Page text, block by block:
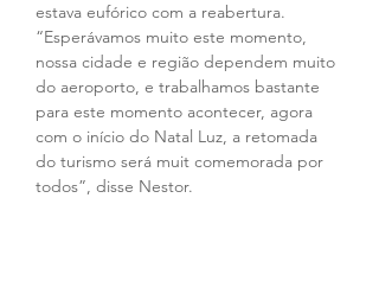
estava eufórico com a reabertura.
“Esperávamos muito este momento,
nossa cidade e região dependem muito
do aeroporto, e trabalhamos bastante
para este momento acontecer, agora
com o início do Natal Luz, a retomada
do turismo será muit comemorada por
todos”, disse Nestor.